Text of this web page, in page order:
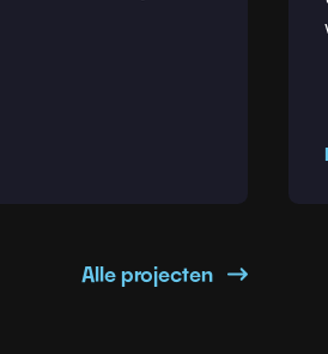
Alle projecten